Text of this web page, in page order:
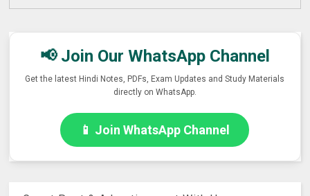
📢 Join Our WhatsApp Channel
Get the latest Hindi Notes, PDFs, Exam Updates and Study Materials
directly on WhatsApp.
📱 Join WhatsApp Channel